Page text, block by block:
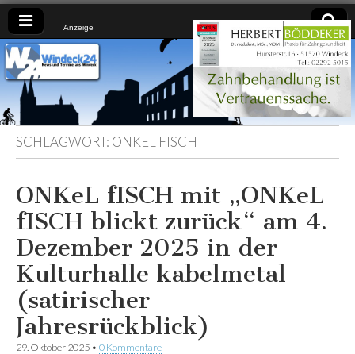
Anzeige
Windeck24
Nachrichten
aus dem
Ländchen
für das
Ländchen
SCHLAGWORT: ONKEL FISCH
ONKeL fISCH mit „ONKeL
fISCH blickt zurück“ am 4.
Dezember 2025 in der
Kulturhalle kabelmetal
(satirischer
Jahresrückblick)
29. Oktober 2025 • 0 Kommentare